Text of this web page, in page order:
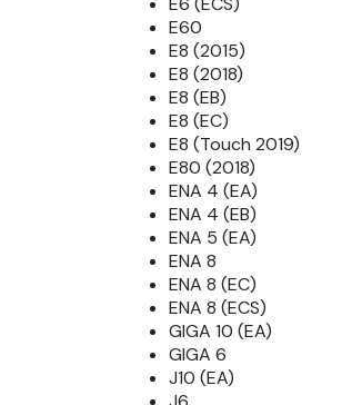
E60
E8 (2015)
E8 (2018)
E8 (EB)
E8 (EC)
E8 (Touch 2019)
E80 (2018)
ENA 4 (EA)
ENA 4 (EB)
ENA 5 (EA)
ENA 8
ENA 8 (EC)
ENA 8 (ECS)
GIGA 10 (EA)
GIGA 6
J10 (EA)